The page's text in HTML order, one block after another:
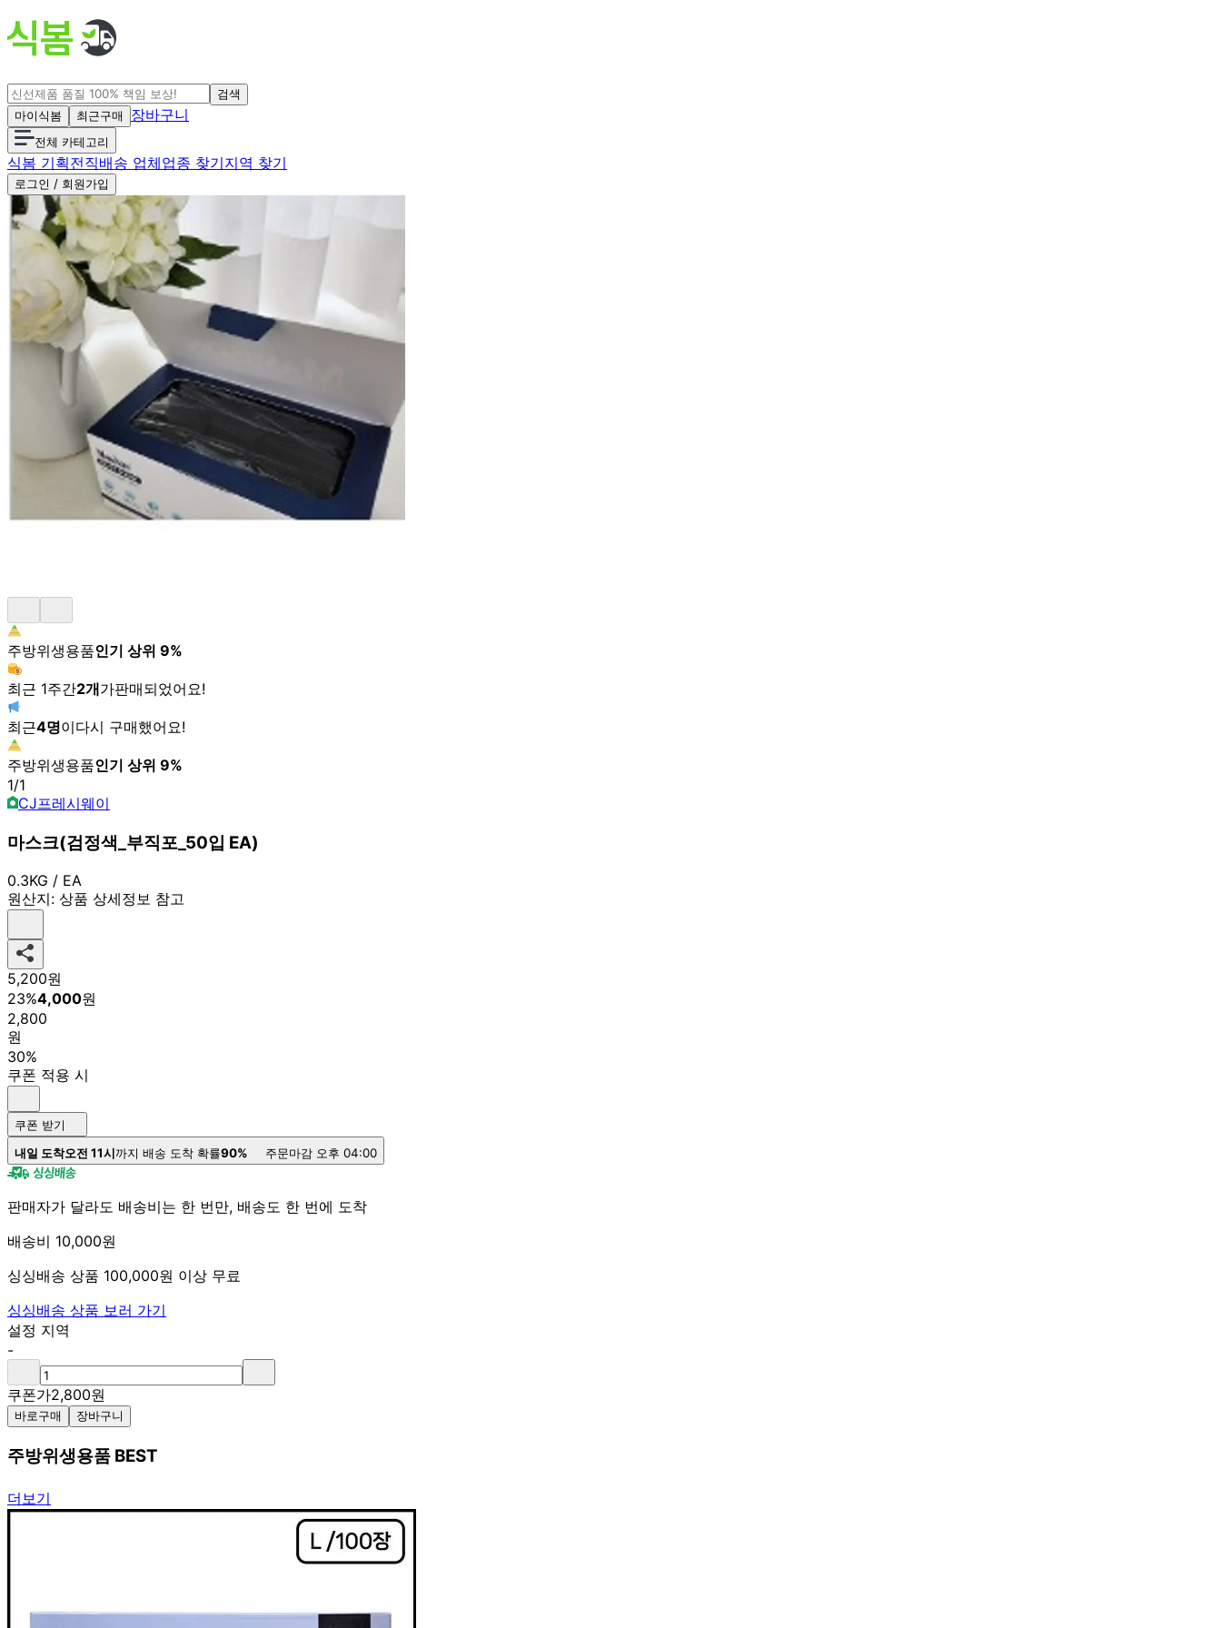
검색
마이식봄
최근구매 장바구니
전체 카테고리
식봄 기획전직배송 업체업종 찾기지역 찾기
로그인 / 회원가입
주방위생용품인기 상위 9%
최근 1주간2개가판매되었어요!
최근4명이다시 구매했어요!
주방위생용품인기 상위 9%
1/1
CJ프레시웨이
마스크(검정색_부직포_50입 EA)
0.3KG / EA
원산지: 상품 상세정보 참고
5,200원
23%4,000원
2,800
원
30%
쿠폰 적용 시
쿠폰 받기
내일 도착오전 11시까지 배송 도착 확률90% 주문마감 오후 04:00
판매자가 달라도 배송비는 한 번만, 배송도 한 번에 도착
배송비 10,000원
싱싱배송 상품 100,000원 이상 무료
싱싱배송 상품 보러 가기
설정 지역
-
쿠폰가2,800원
바로구매 장바구니
주방위생용품 BEST
더보기